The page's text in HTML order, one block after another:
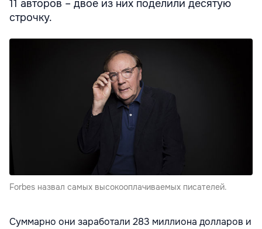
11 авторов – двое из них поделили десятую
строчку.
Forbes назвал самых высокооплачиваемых писателей.
Суммарно они заработали 283 миллиона долларов и